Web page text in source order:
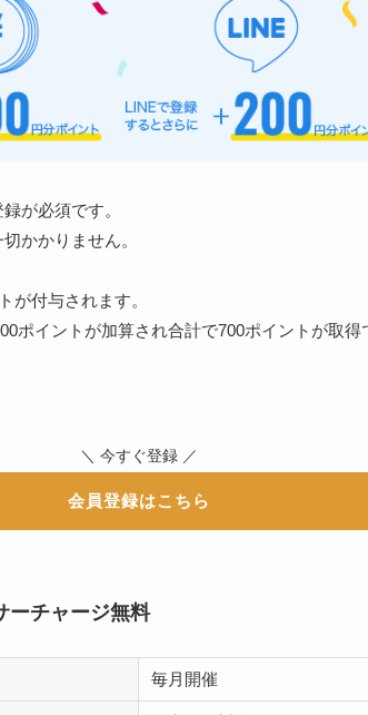
が必須です。
かかりません。
が付与されます。
ポイントが加算され合計で700ポイントが取得
＼ 今すぐ登録 ／
会員登録はこちら
ーチャージ無料
毎月開催